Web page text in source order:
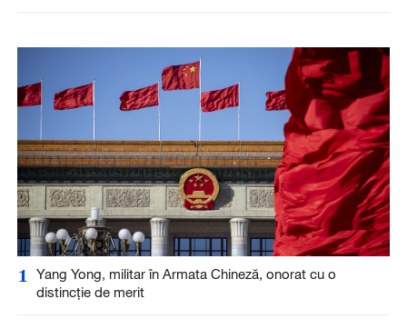
1
Yang Yong, militar în Armata Chineză, onorat cu o
distincţie de merit